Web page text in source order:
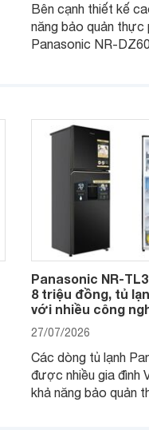
Bên cạnh thiết kế
năng bảo quản thực
Panasonic NR-
Panasonic NR-
8 triệu đồng, tủ
với nhiều công
27/07/2026
Các dòng tủ lạnh
được nhiều gia đình
khả năng bảo quản